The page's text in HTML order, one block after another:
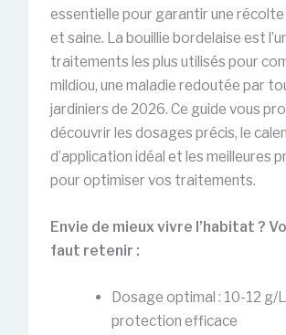
essentielle pour garantir une
et saine. La bouillie bordelaise est
traitements les plus utilisés pour
mildiou, une maladie redoutée par
jardiniers de 2026. Ce guide vous
découvrir les dosages précis, le
d’application idéal et les meilleures
pour optimiser vos traitements.
Envie de mieux vivre l’habitat ?
faut retenir :
Dosage optimal : 10-12 g/
protection efficace